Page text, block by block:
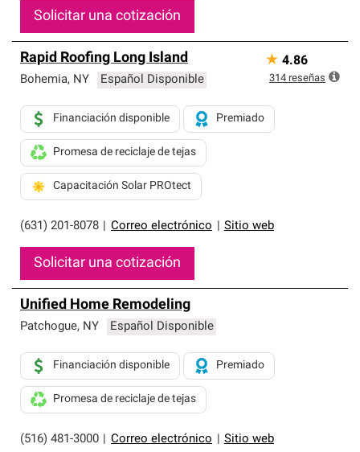
Solicitar una cotización
Rapid Roofing Long Island
Bohemia, NY Español Disponible
(631) 201-8078 Correo electrónico Sitio web
Financiación disponible Premiado
Promesa de reciclaje de tejas
Capacitación Solar PROtect
Solicitar una cotización
★ 4.86
314 reseñas
Unified Home Remodeling
Patchogue, NY Español Disponible
(516) 481-3000 Correo electrónico Sitio web
Financiación disponible Premiado
Promesa de reciclaje de tejas